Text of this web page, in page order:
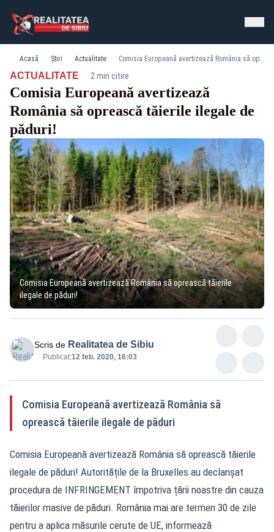
Acasă Știri Actualitate Comisia Europeană avertizează România să oprească tăierile ilegale de păduri!
ACTUALITATE· 2 min citire
Comisia Europeană avertizează
România să oprească tăierile ilegale de
păduri!
Comisia Europeană avertizează România să oprească tăierile
ilegale de păduri!
Scris de Realitatea de Sibiu
Publicat:12 feb. 2020, 16:03
Comisia Europeană avertizează România să
oprească tăierile ilegale de păduri
Comisia Europeană avertizează România să oprească tăierile
ilegale de păduri! Autoritățile de la Bruxelles au declanșat
procedura de INFRINGEMENT împotriva țării noastre din cauza
tăierilor masive de păduri. România mai are termen 30 de zile
pentru a aplica măsurile cerute de UE, informează